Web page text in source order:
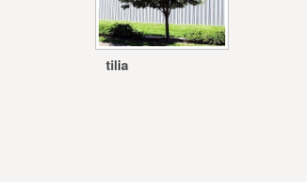
tilia